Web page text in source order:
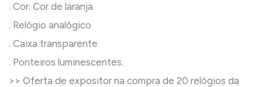
. Cor: Cor de laranja
. Relógio analógico
. Caixa transparente
. Ponteiros luminescentes.
>> Oferta de expositor na compra de 20 relógios da